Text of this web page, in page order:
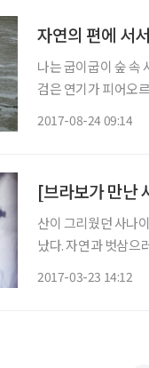
자연의 편에 서
나는 굽이굽이 숲 속
검은 연기가 피어오
2017-08-24 09:14
산이 그리웠던 사나
났다. 자연과 벗삼으
2017-03-23 14:12